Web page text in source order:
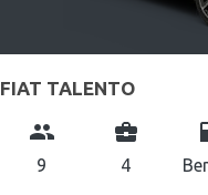
FIAT TALENTO
group
9
business_center
4